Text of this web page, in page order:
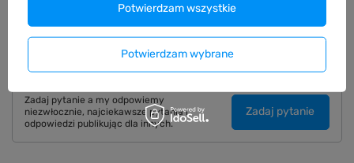
Zadaj pytanie a my odpowiemy
niezwłocznie, najciekawsze pytania i
odpowiedzi publikując dla innych.
Zadaj pytanie
Potwierdzam wybrane
Potwierdzam wszystkie